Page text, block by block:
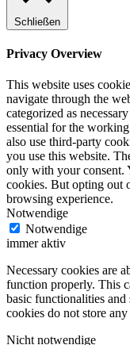
Schließen
Privacy Overview
This website uses
navigate through the
categorized as
essential for the
also use third-party
you use this website.
only with your consent.
cookies. But opting out
browsing experience.
Notwendige
Notwendige
immer aktiv
Necessary cookies are
function properly. This
basic functionalities and
cookies do not store
Nicht notwendige